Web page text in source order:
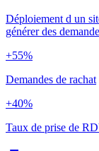
Déploiement d un
générer des
+55%
Demandes de rachat
+40%
Taux de prise de